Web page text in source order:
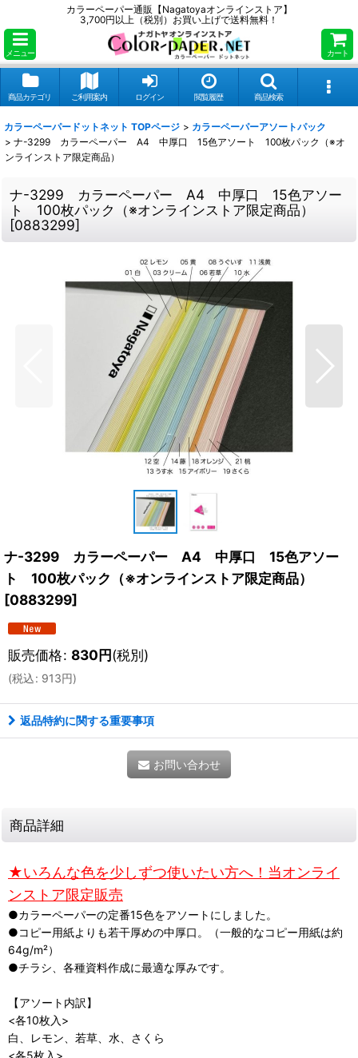
カラーペーパー通販【Nagatoyaオンラインストア】
3,700円以上（税別）お買い上げで送料無料！
メニュー カート
商品カテゴリ ご利用案内 ログイン 閲覧履歴 商品検索
カラーペーパードットネット TOPページ > カラーペーパーアソートパック
> ナ-3299 カラーペーパー A4 中厚口 15色アソート 100枚パック（※オ
ンラインストア限定商品）
ナ-3299 カラーペーパー A4 中厚口 15色アソー
ト 100枚パック（※オンラインストア限定商品）
[0883299]
ナ-3299 カラーペーパー A4 中厚口 15色アソー
ト 100枚パック（※オンラインストア限定商品）
[0883299]
販売価格: 830円(税別)
(税込: 913円)
返品特約に関する重要事項
お問い合わせ
商品詳細
★いろんな色を少しずつ使いたい方へ！当オンライ
ンストア限定販売
●カラーペーパーの定番15色をアソートにしました。
●コピー用紙よりも若干厚めの中厚口。（一般的なコピー用紙は約
64g/m²）
●チラシ、各種資料作成に最適な厚みです。
【アソート内訳】
<各10枚入>
白、レモン、若草、水、さくら